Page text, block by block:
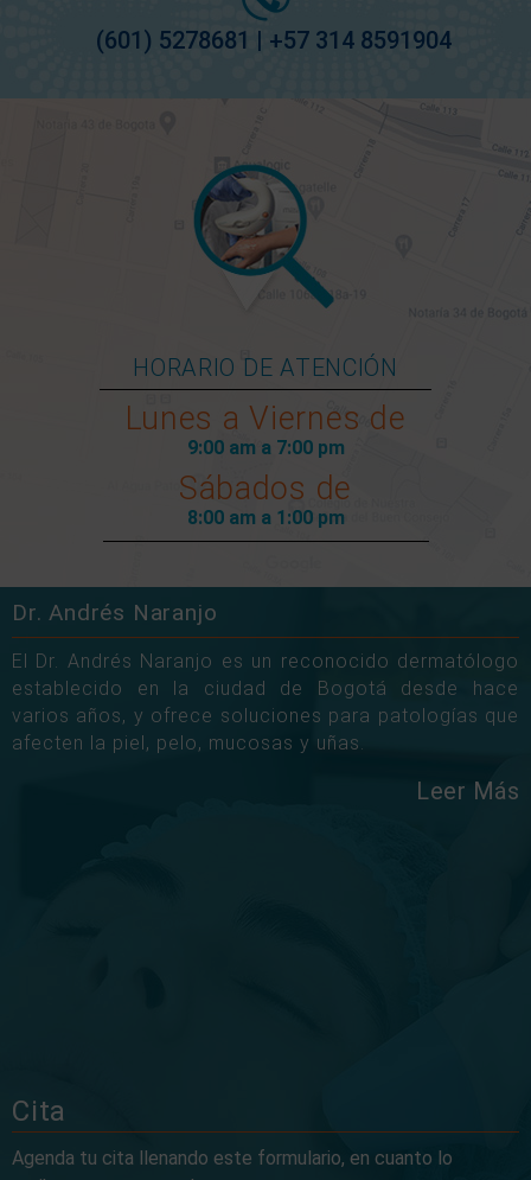
(601) 5278681 | +57 314 8591904
HORARIO DE ATENCIÓN
Lunes a Viernes de
9:00 am a 7:00 pm
Sábados de
8:00 am a 1:00 pm
Dr. Andrés Naranjo
El Dr. Andrés Naranjo es un reconocido dermatólogo
establecido en la ciudad de Bogotá desde hace
varios años, y ofrece soluciones para patologías que
afecten la piel, pelo, mucosas y uñas.
Leer Más
Cita
Agenda tu cita llenando este formulario, en cuanto lo